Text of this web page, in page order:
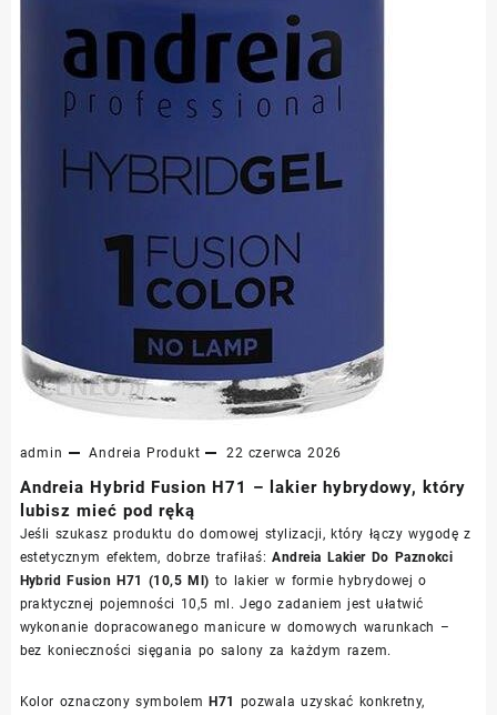
admin Andreia Produkt 22 czerwca 2026
Andreia Hybrid Fusion H71 – lakier hybrydowy, który
lubisz mieć pod ręką
Jeśli szukasz produktu do domowej stylizacji, który łączy wygodę z
estetycznym efektem, dobrze trafiłaś:Andreia Lakier Do Paznokci
Hybrid Fusion H71 (10,5 Ml) to lakier w formie hybrydowej o
praktycznej pojemności 10,5 ml. Jego zadaniem jest ułatwić
wykonanie dopracowanego manicure w domowych warunkach –
bez konieczności sięgania po salony za każdym razem.
Kolor oznaczony symbolemH71 pozwala uzyskać konkretny,